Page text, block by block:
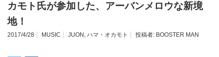
カモト氏が参加した、アーバンメロウな新境
地！
2017/4/28 MUSIC JUON , ハマ・オカモト 投稿者: BOOSTER MAN